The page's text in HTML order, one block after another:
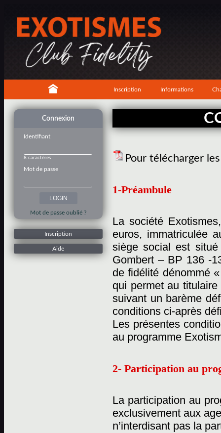
Inscription Informations
Connexion
Identifiant
8 caractères
Mot de passe
Mot de passe oublié ?
Inscription
Aide
Pour télécharger
1-Préambule
La société
euros, immatriculée
siège social est
Gombert – BP 136 -
de fidélité dénommé
qui permet au
suivant un barème
conditions ci-après
Les présentes
au programme
2- Participation au
La participation au
exclusivement aux
n’interdisant pas la